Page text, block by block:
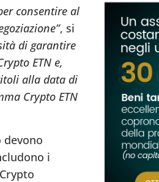
consentire al
, si
di garantire
ETN e,
alla data di
Crypto ETN
i